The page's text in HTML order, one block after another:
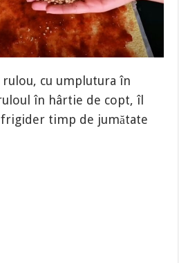
cu umplutura în
în hârtie de copt, îl
timp de jumătate